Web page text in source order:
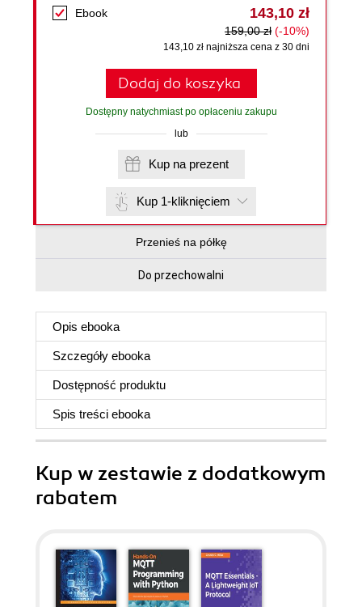
Ebook 143,10 zł
159,00 zł (-10%)
143,10 zł najniższa cena z 30 dni
Dodaj do koszyka
Dostępny natychmiast po opłaceniu zakupu
lub
Kup na prezent
Kup 1-kliknięciem
Przenieś na półkę
Do przechowalni
Opis ebooka
Szczegóły ebooka
Dostępność produktu
Spis treści ebooka
Kup w zestawie z dodatkowym
rabatem